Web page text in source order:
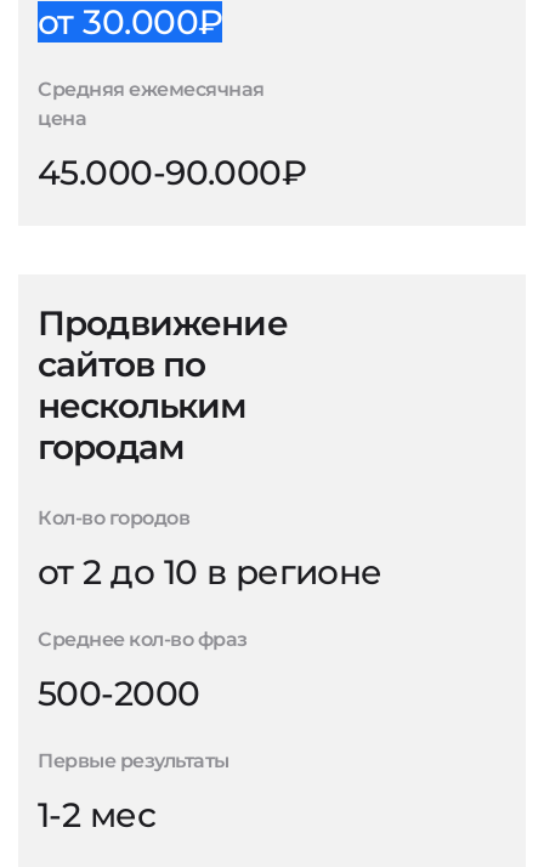
от 30.000₽
Средняя ежемесячная
цена
45.000-90.000₽
Продвижение
сайтов по
нескольким
городам
Кол-во городов
от 2 до 10 в регионе
Среднее кол-во фраз
500-2000
Первые результаты
1-2 мес